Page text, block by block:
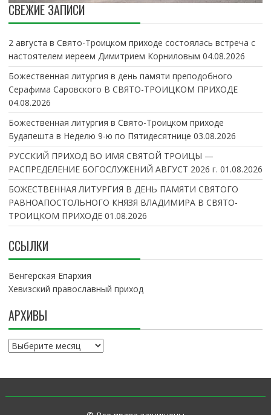
СВЕЖИЕ ЗАПИСИ
2 августа в Свято-Троицком приходе состоялась встреча с
настоятелем иереем Димитрием Корниловым 04.08.2026
Божественная литургия в день памяти преподобного
Серафима Саровского В СВЯТО-ТРОИЦКОМ ПРИХОДЕ
04.08.2026
Божественная литургия в Свято-Троицком приходе
Будапешта в Неделю 9-ю по Пятидесятнице 03.08.2026
РУССКИЙ ПРИХОД ВО ИМЯ СВЯТОЙ ТРОИЦЫ —
РАСПРЕДЕЛЕНИЕ БОГОСЛУЖЕНИЙ АВГУСТ 2026 г. 01.08.2026
БОЖЕСТВЕННАЯ ЛИТУРГИЯ В ДЕНЬ ПАМЯТИ СВЯТОГО
РАВНОАПОСТОЛЬНОГО КНЯЗЯ ВЛАДИМИРА В СВЯТО-
ТРОИЦКОМ ПРИХОДЕ 01.08.2026
ССЫЛКИ
Венгерская Епархия
Хевизский православный приход
АРХИВЫ
А
в